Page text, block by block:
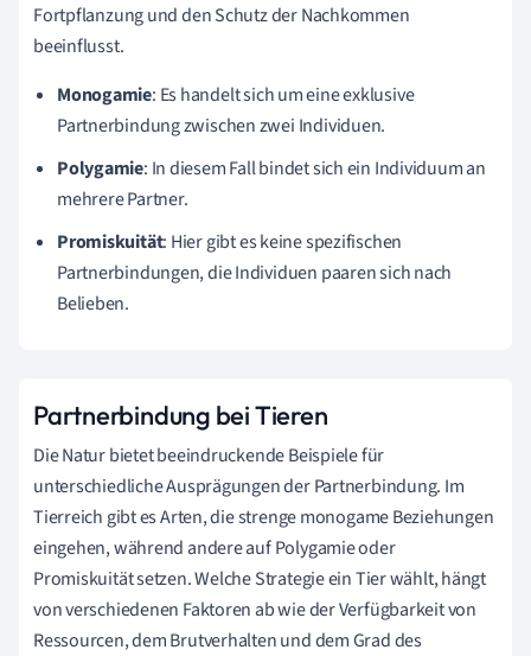
Fortpflanzung und den Schutz der Nachkommen
beeinflusst.
Monogamie: Es handelt sich um eine exklusive
Partnerbindung zwischen zwei Individuen.
Polygamie: In diesem Fall bindet sich ein Individuum an
mehrere Partner.
Promiskuität: Hier gibt es keine spezifischen
Partnerbindungen, die Individuen paaren sich nach
Belieben.
Partnerbindung bei Tieren
Die Natur bietet beeindruckende Beispiele für
unterschiedliche Ausprägungen der Partnerbindung. Im
Tierreich gibt es Arten, die strenge monogame Beziehungen
eingehen, während andere auf Polygamie oder
Promiskuität setzen. Welche Strategie ein Tier wählt, hängt
von verschiedenen Faktoren ab wie der Verfügbarkeit von
Ressourcen, dem Brutverhalten und dem Grad des